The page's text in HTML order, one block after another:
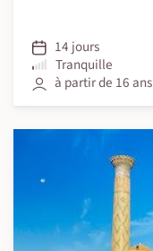
14 jours
Tranquille
à partir de 16 ans